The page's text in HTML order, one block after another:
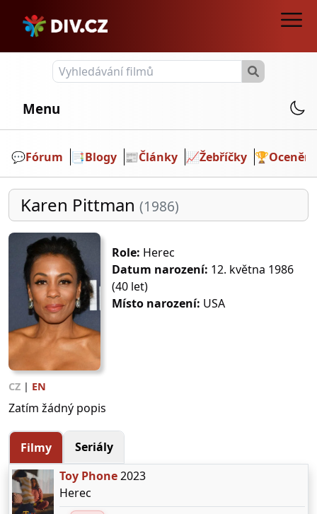
Menu
💬️Fórum 📑Blogy 📰Články 📈Žebříčky 🏆Ocenění
Karen Pittman (1986)
Role: Herec
Datum narození: 12. května 1986
(40 let)
Místo narození: USA
CZ | EN
Zatím žádný popis
Filmy
Seriály
Toy Phone2023
Herec